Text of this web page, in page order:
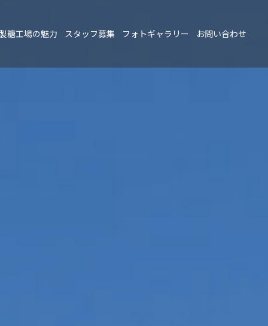
糖工場の魅力 スタッフ募集 フォトギャラリー お問い合わせ